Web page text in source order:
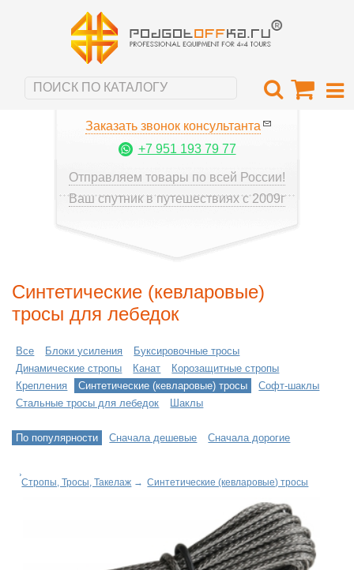
Заказать звонок консультанта
+7 951 193 79 77
Отправляем товары по всей России!
Ваш спутник в путешествиях с 2009г
Синтетические (кевларовые)
тросы для лебедок
Все Блоки усиления
Буксировочные тросы
Динамические стропы
Канат
Корозащитные стропы
Крепления
Синтетические (кевларовые) тросы
Софт-шаклы
Стальные тросы для лебедок
Шаклы
По популярности Сначала дешевые Сначала дорогие
Стропы, Тросы, Такелаж → Синтетические (кевларовые) тросы